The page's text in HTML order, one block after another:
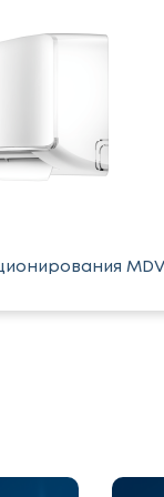
MDV